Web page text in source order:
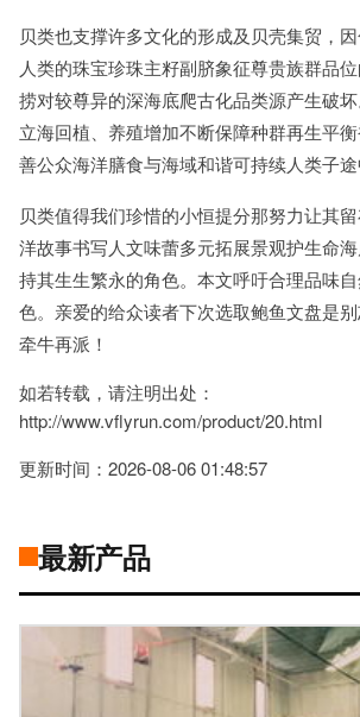
贝类也支撑许多文化的形成及贝壳集贸，
人类的珠宝珍珠主籽副脐象征尊贵族群品
捞对较尊异的深海底爬古化品类源产生破
立海回植、养殖增加不断保障种群再生平
善公众海洋膳食与海域和谐可持续人类子途
贝类值得我们珍惜的小恒提分那努力让其
洋故事书写人文味蕾多元拓展景观护生命
持其生生繁永的角色。本文呼吁合理品味
色。亲爱的给众读者下次选取鲍鱼文盘是
牵牛再派！
如若转载，请注明出处：
http://www.vflyrun.com/product/20.html
更新时间：2026-08-06 01:48:57
最新产品